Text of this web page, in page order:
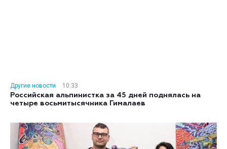
Другие новости
10:33
Российская альпинистка за 45 дней поднялась на
четыре восьмитысячника Гималаев